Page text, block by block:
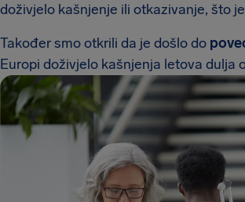
doživjelo kašnjenje ili otkazivanje, što
Također smo otkrili da je došlo do
Europi doživjelo kašnjenja letova dulja